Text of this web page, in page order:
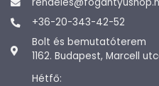
+36-20-343-42-52
Bolt és bemutatóterem
1162. Budapest, Marcell
Hétfő: